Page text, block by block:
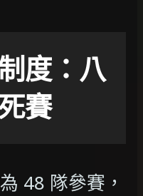
度：八
賽
48 隊參賽，